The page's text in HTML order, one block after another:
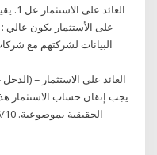
على الأستثمار يكون عالي
البيانات لشركتهم مع
يجب إتقان حساب الاستثمار